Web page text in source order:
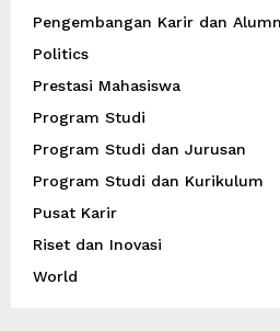
Pengembangan Karir dan
Politics
Prestasi Mahasiswa
Program Studi
Program Studi dan Jurusan
Program Studi dan Kurikulum
Pusat Karir
Riset dan Inovasi
World